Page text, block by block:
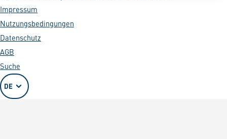
Impressum
Nutzungsbedingungen
Datenschutz
AGB
Suche
DE